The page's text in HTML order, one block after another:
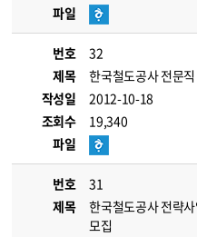
파일
번호
32
제목
한국철도공사 전문
작성일
2012-10-18
조회수
19,340
파일
번호
31
제목
한국철도공사 전략
모집